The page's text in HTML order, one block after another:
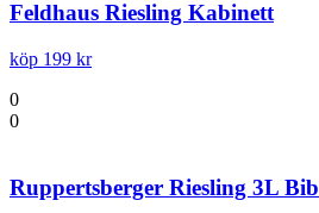
Feldhaus Riesling Kabinett
köp 199 kr
0
0
Ruppertsberger Riesling 3L Bib